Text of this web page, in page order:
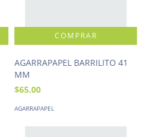
AGARRAPAPEL BARRILITO 41
MM
$65.00
AGARRAPAPEL